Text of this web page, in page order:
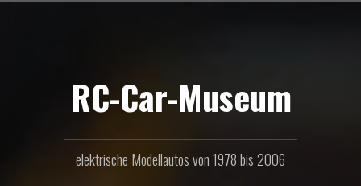
RC-Car-Museum
elektrische Modellautos von 1978 bis 2006